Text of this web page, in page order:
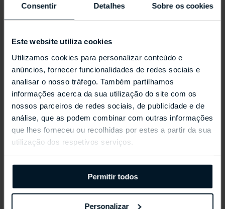
Consentir Detalhes Sobre os cookies
Este website utiliza cookies
Utilizamos cookies para personalizar conteúdo e
anúncios, fornecer funcionalidades de redes sociais e
analisar o nosso tráfego. Também partilhamos
informações acerca da sua utilização do site com os
nossos parceiros de redes sociais, de publicidade e de
análise, que as podem combinar com outras informações
que lhes forneceu ou recolhidas por estes a partir da sua
utilização dos respetivos serviços.
Permitir todos
Personalizar
REPOSSI ANTIFER